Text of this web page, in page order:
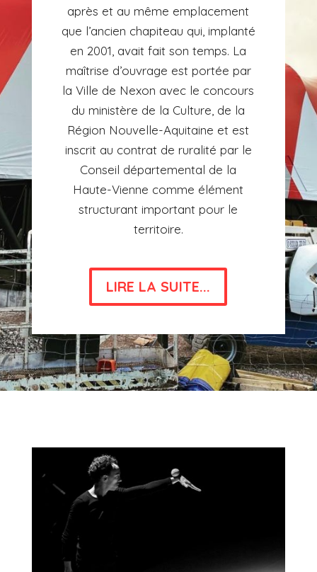
après et au même emplacement
que l’ancien chapiteau qui, implanté
en 2001, avait fait son temps. La
maîtrise d’ouvrage est portée par
la Ville de Nexon avec le concours
du ministère de la Culture, de la
Région Nouvelle-Aquitaine et est
inscrit au contrat de ruralité par le
Conseil départemental de la
Haute-Vienne comme élément
structurant important pour le
territoire.
LIRE LA SUITE...